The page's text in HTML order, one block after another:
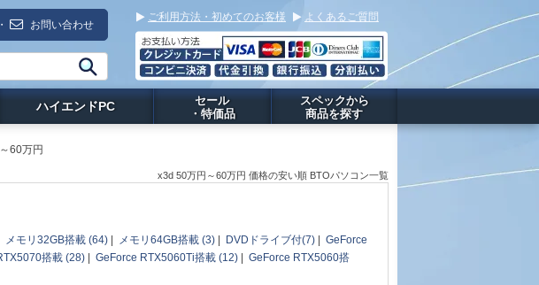
・ お問い合わせ
ご利用方法・初めてのお客様 よくあるご質問
ハイエンドPC
セール
・特価品
スペックから
商品を探す
60万円
x3d 50万円～60万円 価格の安い順 BTOパソコン一覧
メモリ32GB搭載 (64) | メモリ64GB搭載 (3) | DVDドライブ付(7) | GeForce
搭載 (28) | GeForce RTX5060Ti搭載 (12) | GeForce RTX5060搭